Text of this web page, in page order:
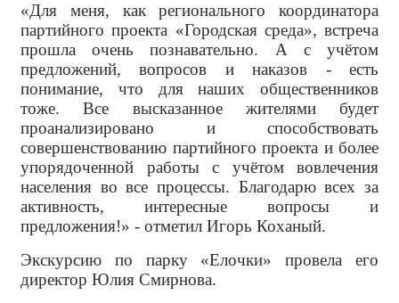
«Для меня, как регионального координатора
партийного проекта «Городская среда», встреча
прошла очень познавательно. А с учётом
предложений, вопросов и наказов - есть
понимание, что для наших общественников
тоже. Все высказанное жителями будет
проанализировано и способствовать
совершенствованию партийного проекта и более
упорядоченной работы с учётом вовлечения
населения во все процессы. Благодарю всех за
активность, интересные вопросы и
предложения!» - отметил Игорь Коханый.
Экскурсию по парку «Елочки» провела его
директор Юлия Смирнова.